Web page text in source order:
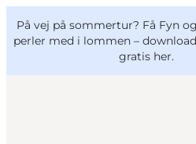
På vej på sommertur? Få Fyn
perler med i lommen –
gratis her.
VisitFyn
Deutsch